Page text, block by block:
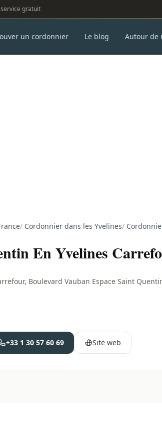
gratuit
un cordonnier Le blog Autour de
/ Cordonnier dans les Yvelines/
En Yvelines
Boulevard Vauban Espace Saint
+33 1 30 57 60 69 Site web